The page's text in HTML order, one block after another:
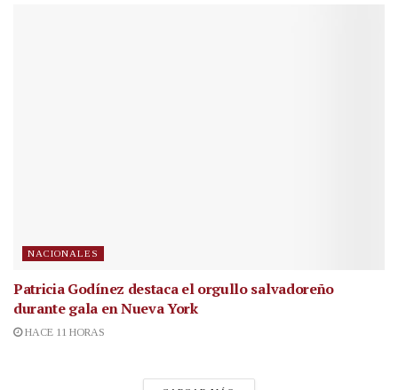
NACIONALES
Patricia Godínez destaca el orgullo salvadoreño
durante gala en Nueva York
HACE 11 HORAS